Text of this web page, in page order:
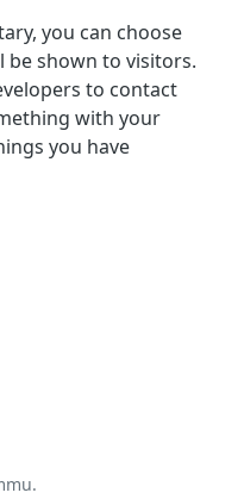
you can choose
be shown to visitors.
to contact
with your
you have